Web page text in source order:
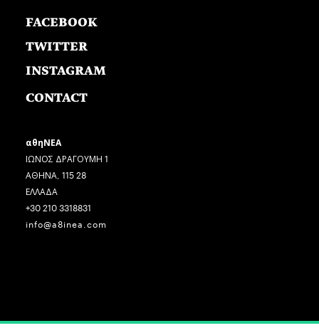
FACEBOOK
TWITTER
INSTAGRAM
CONTACT
αθηΝΕΑ
ΙΩΝΟΣ ΔΡΑΓΟΥΜΗ 1
ΑΘΗΝΑ, 115 28
ΕΛΛΑΔΑ
+30 210 3318831
info@a8inea.com